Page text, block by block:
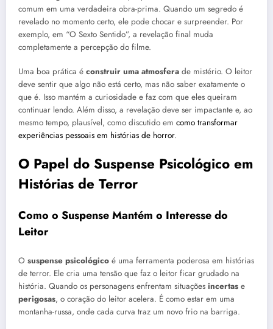
comum em uma verdadeira obra-prima. Quando um segredo é
revelado no momento certo, ele pode chocar e surpreender. Por
exemplo, em “O Sexto Sentido”, a revelação final muda
completamente a percepção do filme.
Uma boa prática é construir uma atmosfera de mistério. O leitor
deve sentir que algo não está certo, mas não saber exatamente o
que é. Isso mantém a curiosidade e faz com que eles queiram
continuar lendo. Além disso, a revelação deve ser impactante e, ao
mesmo tempo, plausível, como discutido em como transformar
experiências pessoais em histórias de horror.
O Papel do Suspense Psicológico em
Histórias de Terror
Como o Suspense Mantém o Interesse do
Leitor
O suspense psicológico é uma ferramenta poderosa em histórias
de terror. Ele cria uma tensão que faz o leitor ficar grudado na
história. Quando os personagens enfrentam situações incertas e
perigosas, o coração do leitor acelera. É como estar em uma
montanha-russa, onde cada curva traz um novo frio na barriga.